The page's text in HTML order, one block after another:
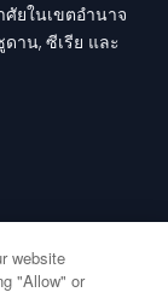
ยในเขตอำนาจ
าน, ซีเรีย และ
website
"Allow" or